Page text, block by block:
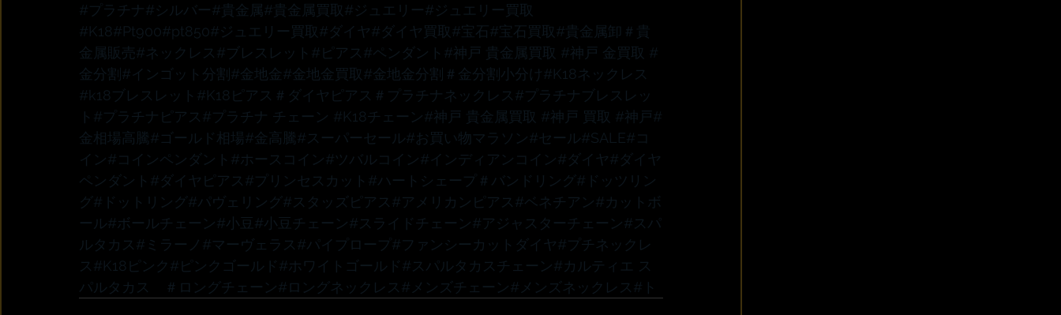
#プラチナ #シルバー#貴金属#貴金属買取 #ジュエリー#ジュエリー買取
#K18#Pt900#pt850#ジュエリー買取 #ダイヤ#ダイヤ買取 #宝石 #宝石買取 #貴金属卸 ＃貴
金属販売#ネックレス #ブレスレット #ピアス #ペンダント #神戸 貴金属買取 #神戸 金買取 #
金分割 #インゴット分割 #金地金 #金地金買取 #金地金分割 ＃金分割小分け #K18ネックレス
#k18ブレスレット #K18ピアス ＃ダイヤピアス ＃プラチナネックレス #プラチナブレスレッ
ト #プラチナピアス #プラチナ チェーン #K18チェーン#神戸 貴金属買取 #神戸 買取 #神戸#
金相場高騰#ゴールド相場 #金高騰#スーパーセール#お買い物マラソン#セール#SALE#コ
イン#コインペンダント #ホースコイン#ツバルコイン#インディアンコイン#ダイヤ#ダイヤ
ペンダント #ダイヤピアス #プリンセスカット #ハートシェープ ＃バンドリング#ドッツリン
グ#ドットリング#パヴェリング#スタッズピアス #アメリカンピアス #ベネチアン#カットボ
ール#ボールチェーン#小豆#小豆チェーン#スライドチェーン#アジャスターチェーン#スパ
ルタカス #ミラーノ #マーヴェラス #パイプロープ #ファンシーカットダイヤ#プチネックレ
ス #K18ピンク #ピンクゴールド #ホワイトゴールド #スパルタカスチェーン#カルティエ
ス
パルタカス
＃ロングチェーン#ロングネックレス #メンズチェーン#メンズネックレス #ト